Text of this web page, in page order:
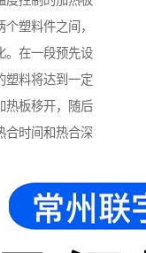
塑料件之间，
。在一段预先设
塑料将达到一定
热板移开，随后
合时间和热合深